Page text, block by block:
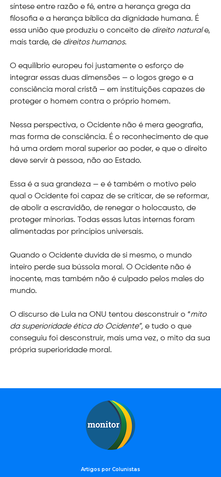
síntese entre razão e fé, entre a herança grega da
filosofia e a herança bíblica da dignidade humana. É
essa união que produziu o conceito de direito naturale,
mais tarde, de direitos humanos.
O equilíbrio europeu foi justamente o esforço de
integrar essas duas dimensões — o logos grego e a
consciência moral cristã — em instituições capazes de
proteger o homem contra o próprio homem.
Nessa perspectiva, o Ocidente não é mera geografia,
mas forma de consciência. É o reconhecimento de que
há uma ordem moral superior ao poder, e que o direito
deve servir à pessoa, não ao Estado.
Essa é a sua grandeza — e é também o motivo pelo
qual o Ocidente foi capaz de se criticar, de se reformar,
de abolir a escravidão, de renegar o holocausto, de
proteger minorias. Todas essas lutas internas foram
alimentadas por princípios universais.
Quando o Ocidente duvida de si mesmo, o mundo
inteiro perde sua bússola moral. O Ocidente não é
inocente, mas também não é culpado pelos males do
mundo.
O discurso de Lula na ONU tentou desconstruir o “mito
da superioridade ética do Ocidente”, e tudo o que
conseguiu foi desconstruir, mais uma vez, o mito da sua
própria superioridade moral.
Artigos por Colunistas